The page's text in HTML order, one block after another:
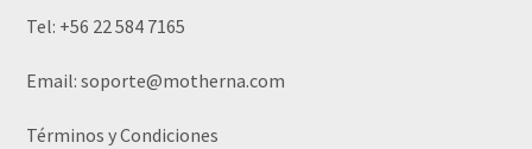
Tel: +56 22 584 7165
Email:soporte@motherna.com
Términos y Condiciones